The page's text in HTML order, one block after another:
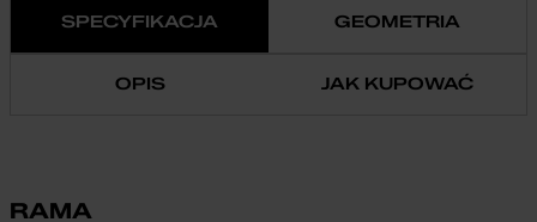
SPECYFIKACJA GEOMETRIA
OPIS JAK KUPOWAĆ
RAMA